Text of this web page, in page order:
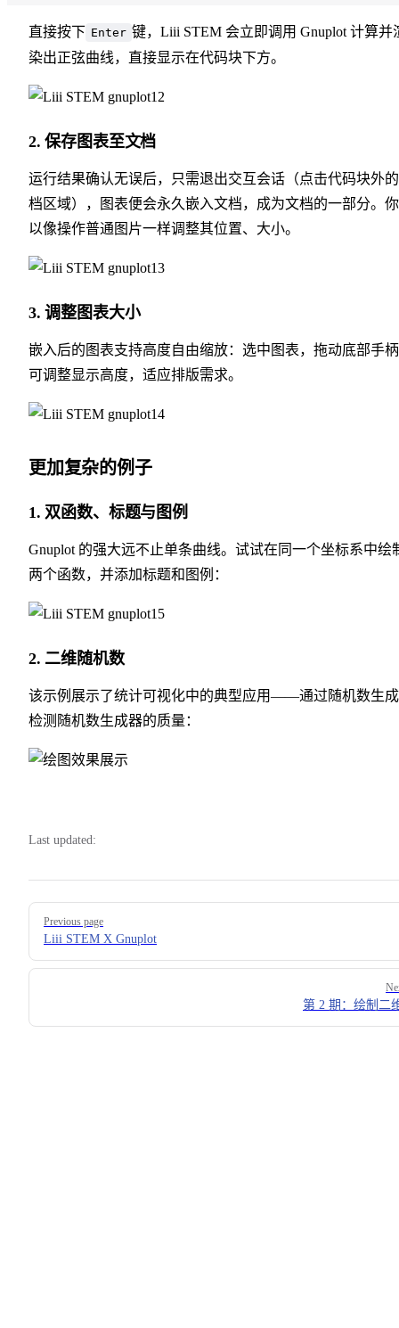
直接按下 Enter 键，Liii STEM 会立即调用 Gnuplot 计算并
染出正弦曲线，直接显示在代码块下方。
2.保存图表至文档
运行结果确认无误后，只需退出交互会话（点击代码块外
档区域），图表便会永久嵌入文档，成为文档的一部分。
以像操作普通图片一样调整其位置、大小。
3.调整图表大小
嵌入后的图表支持高度自由缩放：选中图表，拖动底部手
可调整显示高度，适应排版需求。
更加复杂的例子
1. 双函数、标题与图例
Gnuplot 的强大远不止单条曲线。试试在同一个坐标系中绘
两个函数，并添加标题和图例：
2. 二维随机数
该示例展示了统计可视化中的典型应用——通过随机数生
检测随机数生成器的质量：
Last updated:
Pager
Previous page
Liii STEM X Gnuplot
第 2 期：绘制二